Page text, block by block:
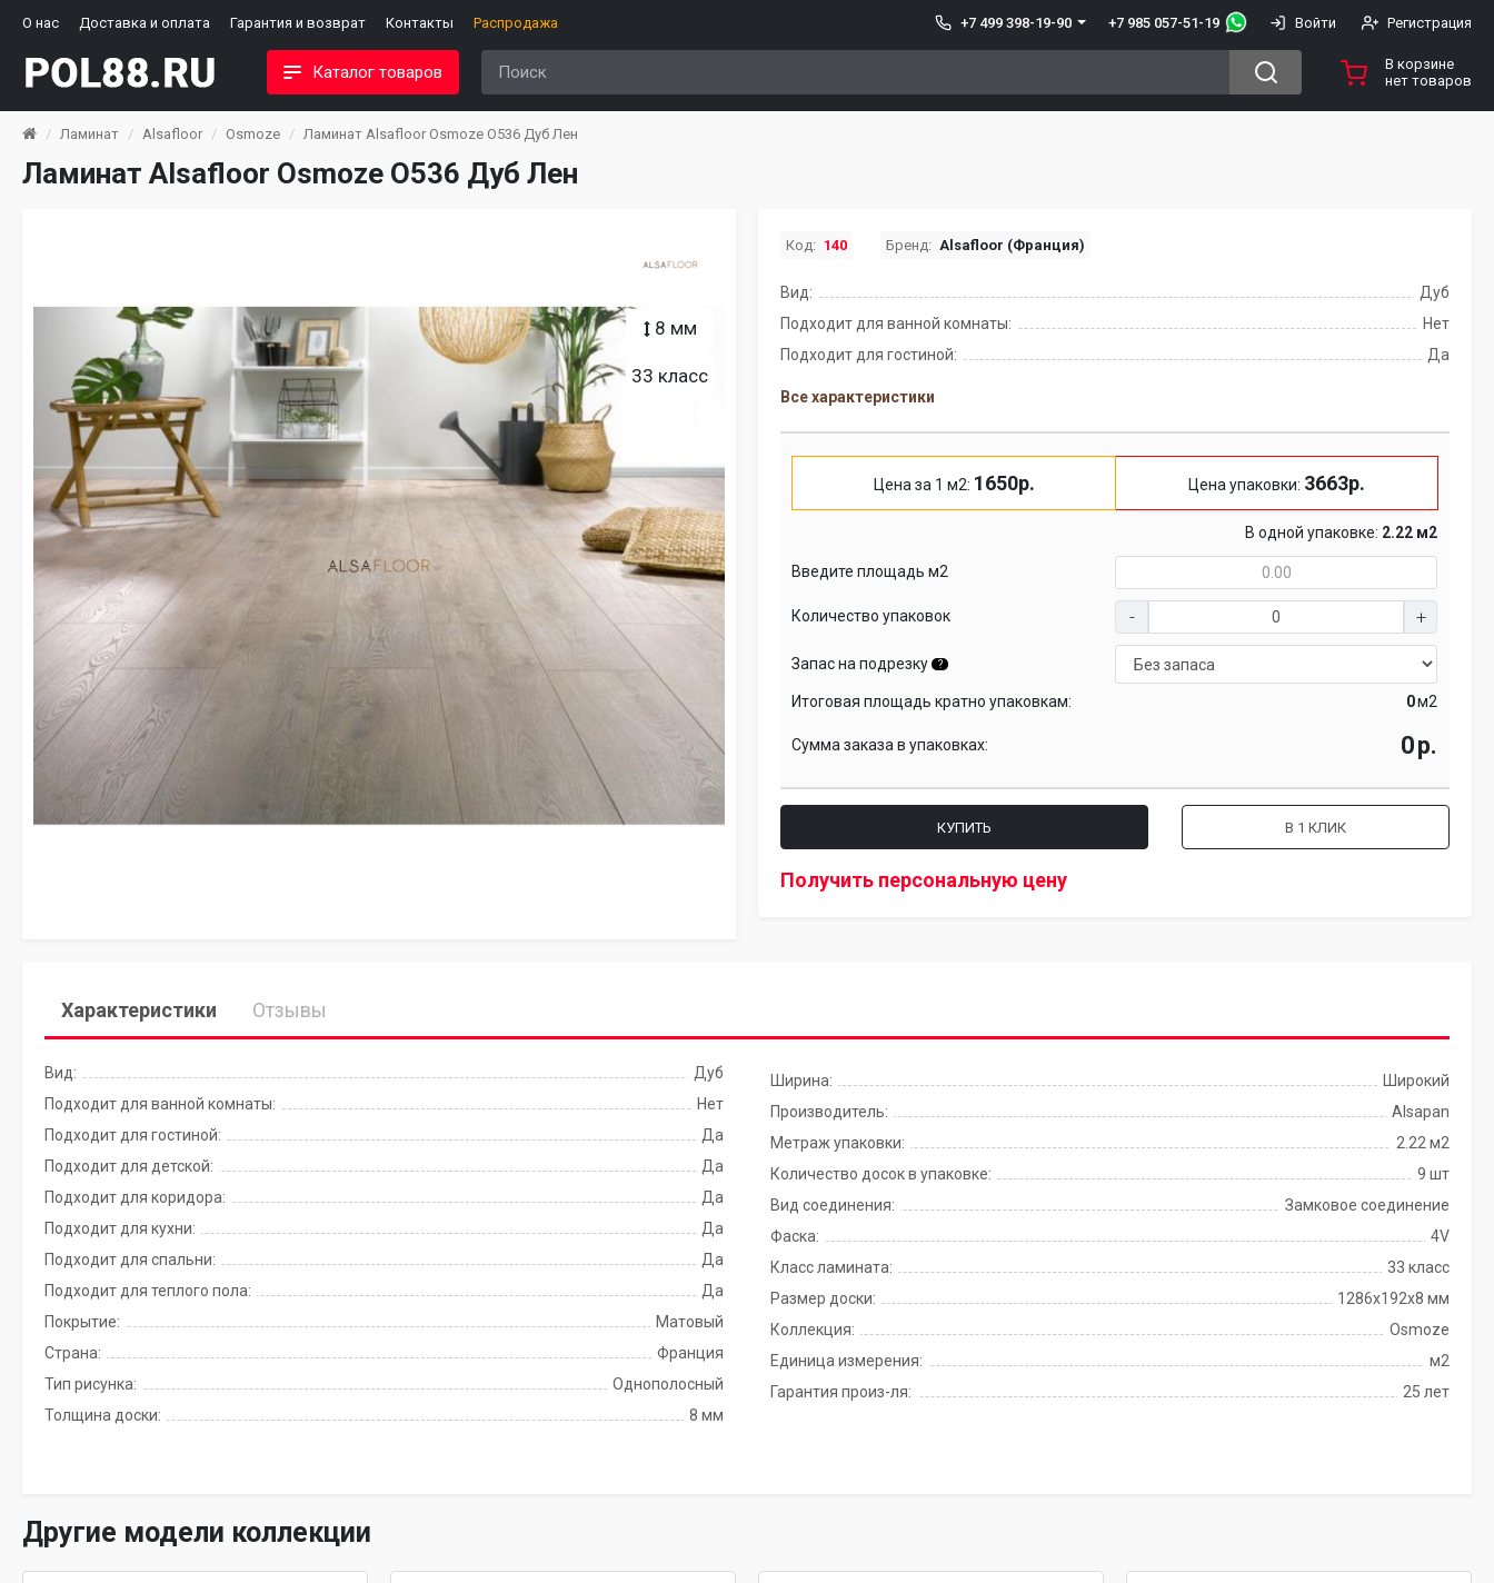
О нас Доставка и оплата Гарантия и возврат Контакты Распродажа +7 499 398-19-90 +7 985 057-51-19 Войти Регистрация
Каталог товаров
В корзине
нет товаров
Ламинат Alsafloor Osmoze Ламинат Alsafloor Osmoze O536 Дуб Лен
Ламинат Alsafloor Osmoze O536 Дуб Лен
8 мм
33 класс
Код: 140 Бренд: Alsafloor (Франция)
Вид:
Дуб
Подходит для ванной комнаты:
Нет
Подходит для гостиной:
Да
Все характеристики
Цена за 1 м2: 1650р. Цена упаковки: 3663р.
В одной упаковке: 2.22 м2
Введите площадь м2
Количество упаковок
Запас на подрезку ?
Итоговая площадь кратно упаковкам: м2
Сумма заказа в упаковках: р.
КУПИТЬ В 1 КЛИК
Получить персональную цену
Характеристики Отзывы
Вид:
Дуб
Подходит для ванной комнаты:
Нет
Подходит для гостиной:
Да
Подходит для детской:
Да
Подходит для коридора:
Да
Подходит для кухни:
Да
Подходит для спальни:
Да
Подходит для теплого пола:
Да
Покрытие:
Матовый
Страна:
Франция
Тип рисунка:
Однополосный
Толщина доски:
8 мм
Ширина:
Широкий
Производитель:
Alsapan
Метраж упаковки:
2.22 м2
Количество досок в упаковке:
9 шт
Вид соединения:
Замковое соединение
Фаска:
4V
Класс ламината:
33 класс
Размер доски:
1286х192х8 мм
Коллекция:
Osmoze
Единица измерения:
м2
Гарантия произ-ля:
25 лет
Другие модели коллекции